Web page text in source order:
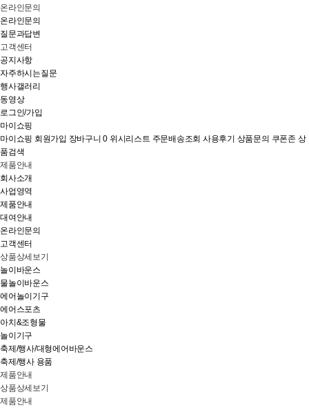
온라인문의
온라인문의
질문과답변
고객센터
공지사항
자주하시는질문
행사갤러리
동영상
로그인/가입
마이쇼핑
마이쇼핑 회원가입 장바구니0 위시리스트 주문배송조회 사용후기 상품문의 쿠폰존 상
품검색
제품안내
회사소개
사업영역
제품안내
대여안내
온라인문의
고객센터
상품상세보기
놀이바운스
물놀이바운스
에어놀이기구
에어스포츠
아치&조형물
놀이기구
축제/행사/대형에어바운스
축제/행사 용품
제품안내
상품상세보기
제품안내